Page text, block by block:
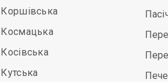
Коршівська
Космацька
Косівська
Кутська